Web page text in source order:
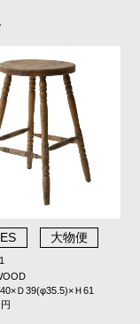
大物便
Ｄ39(φ35.5)×Ｈ61